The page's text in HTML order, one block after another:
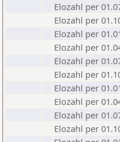
Elozahl per
Elozahl per
Elozahl per
Elozahl per
Elozahl per
Elozahl per
Elozahl per
Elozahl per
Elozahl per
Elozahl per